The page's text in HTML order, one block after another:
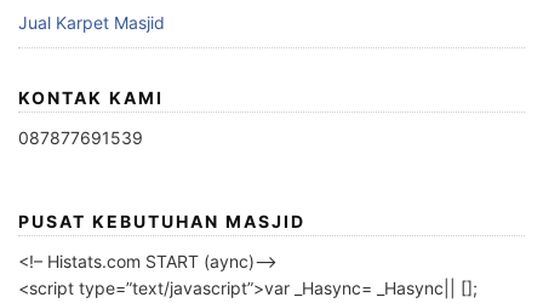
Jual Karpet Masjid
KONTAK KAMI
087877691539
PUSAT KEBUTUHAN MASJID
<!– Histats.com START (aync)–>
<script type=”text/javascript”>var _Hasync= _Hasync|| [];